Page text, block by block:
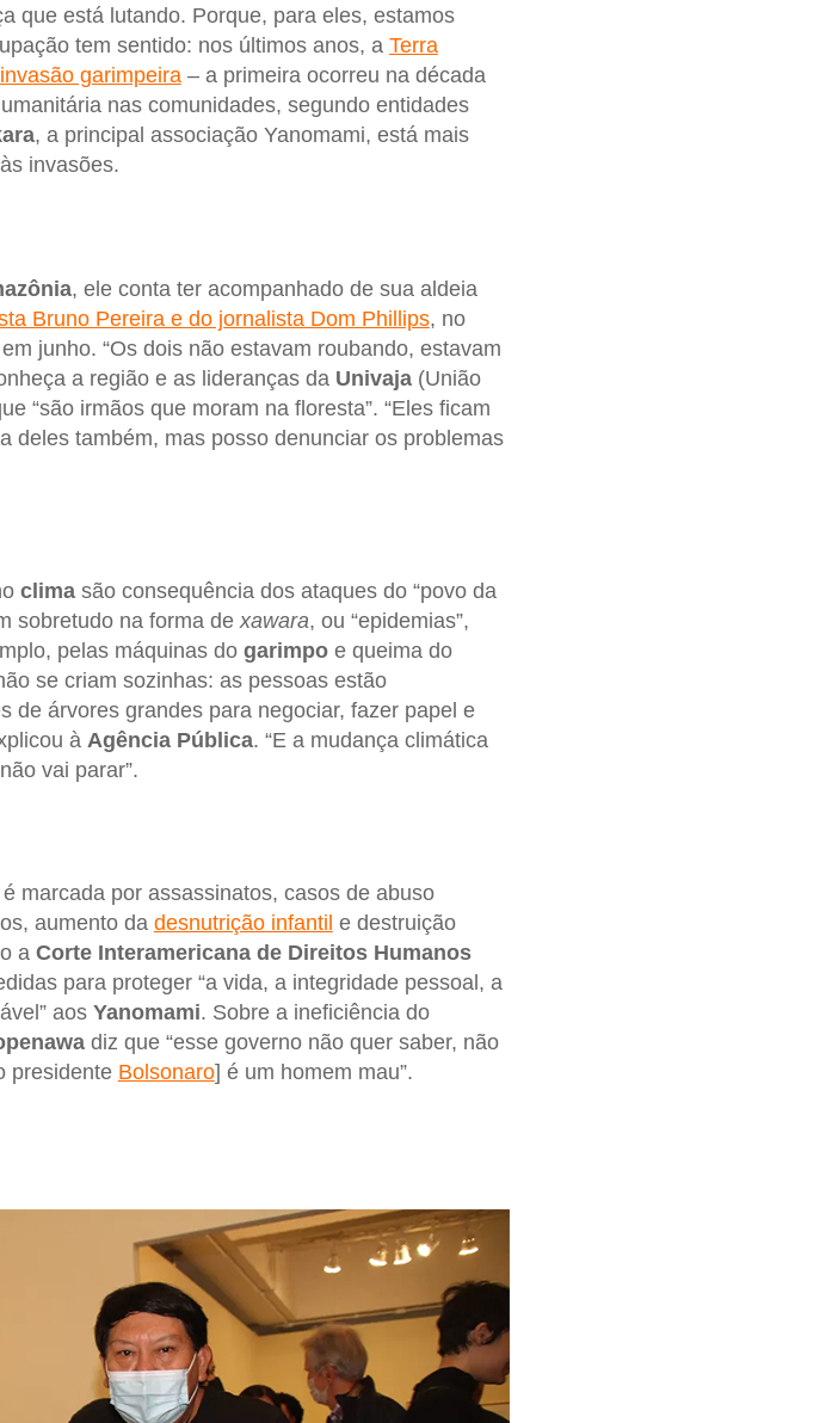
que está lutando. Porque, para eles, estamos
tem sentido: nos últimos anos, a Terra
garimpeira– a primeira ocorreu na década
nas comunidades, segundo entidades
, a principal associação Yanomami, está mais
invasões.
, ele conta ter acompanhado de sua aldeia
Bruno Pereira e do jornalista Dom Phillips, no
junho. “Os dois não estavam roubando, estavam
a região e as lideranças da Univaja(União
“são irmãos que moram na floresta”. “Eles ficam
deles também, mas posso denunciar os problemas
climasão consequência dos ataques do “povo da
sobretudo na forma dexawara, ou “epidemias”,
pelas máquinas do garimpoe queima do
se criam sozinhas: as pessoas estão
de árvores grandes para negociar, fazer papel e
à Agência Pública. “E a mudança climática
vai parar”.
é marcada por assassinatos, casos de abuso
aumento da desnutrição infantil e destruição
a Corte Interamericana de Direitos Humanos
para proteger “a vida, a integridade pessoal, a
aos Yanomami. Sobre a ineficiência do
diz que “esse governo não quer saber, não
presidente Bolsonaro] é um homem mau”.